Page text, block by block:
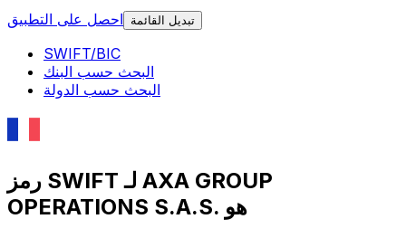
احصل على التطبيق
تبديل القائمة
SWIFT/BIC
البحث حسب البنك
البحث حسب الدولة
رمز SWIFT لـ AXA GROUP
OPERATIONS S.A.S. هو